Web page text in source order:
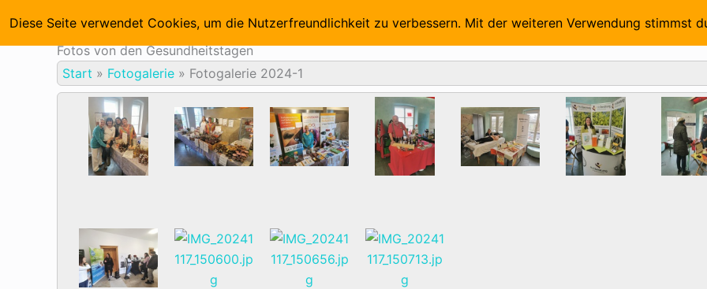
Inhalt
springen
Startseite Aussteller 2026 Vorträge und Referenten 2026
Fotos von den Gesundheitstagen
Start » Fotogalerie » Fotogalerie 2024-1
Diese Seite verwendet Cookies, um die Nutzerfreundlichkeit zu verbessern. Mit der weiteren Verwendung stimmst